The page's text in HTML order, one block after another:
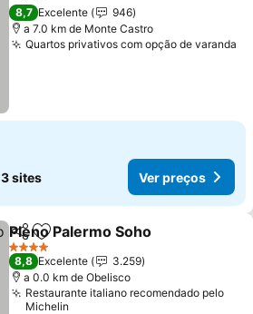
8,7 Excelente
946
a 7.0 km de Monte Castro
Quartos privativos com opção de varanda
3 sites Ver preços
PartilharAdicionar aos favoritos
Pleno Palermo Soho
4 Estrelas
8,8 Excelente
3.259
a 0.0 km de Obelisco
Restaurante italiano recomendado pelo
Michelin